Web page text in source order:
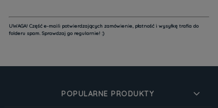
UWAGA! Część e-maili potwierdzających zamówienie, płatność i wysyłkę trafia do
folderu spam. Sprawdzaj go regularnie! :)
POPULARNE PRODUKTY